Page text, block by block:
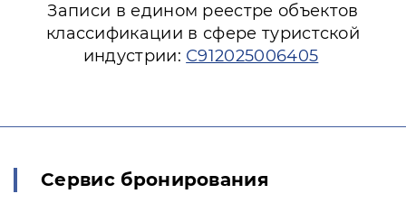
Записи в едином реестре объектов
классификации в сфере туристской
индустрии: С912025006405
Сервис бронирования